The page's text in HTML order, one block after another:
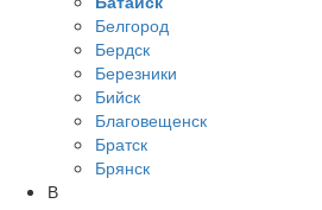
Белгород
Бердск
Березники
Бийск
Благовещенск
Братск
Брянск
В